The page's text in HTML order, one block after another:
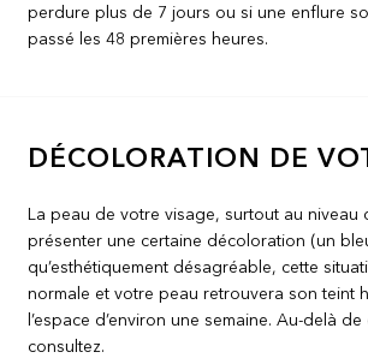
perdure plus de 7 jours ou si une enflure
passé les 48 premières heures.
DÉCOLORATION DE
La peau de votre visage, surtout au niveau
présenter une certaine décoloration (un
qu’esthétiquement désagréable, cette
normale et votre peau retrouvera son teint
l’espace d’environ une semaine. Au-delà de
consultez.